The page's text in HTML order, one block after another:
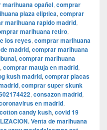
opañel, comprar
plaza eliptica, comprar
marihuana rapido madrid,
marihuana retiro,
los reyes, comprar marihuana
madrid, comprar marihuana
, comprar marihuana
, comprar matuja en madrid,
kush madrid, comprar placas
, comprar super skunk
, consazon madrid,
en madrid,
cotton candy kush, covid 19
Venta de marihuana